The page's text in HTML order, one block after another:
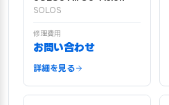
SOLOS
修理費用
お問い合わせ
詳細を見る